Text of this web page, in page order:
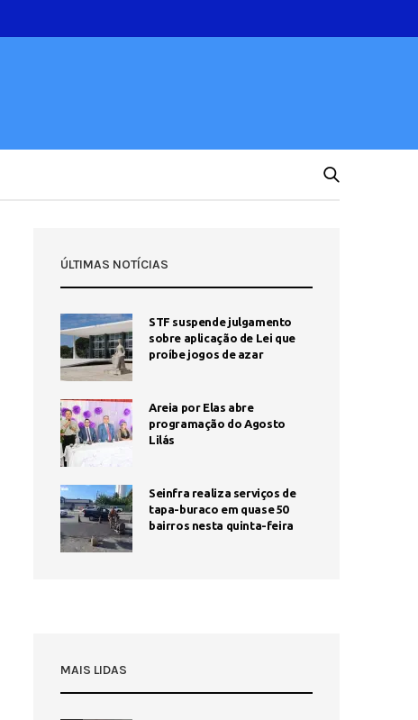
ÚLTIMAS NOTÍCIAS
STF suspende julgamento
sobre aplicação de Lei que
proíbe jogos de azar
Areia por Elas abre
programação do Agosto
Lilás
Seinfra realiza serviços de
tapa-buraco em quase 50
bairros nesta quinta-feira
MAIS LIDAS